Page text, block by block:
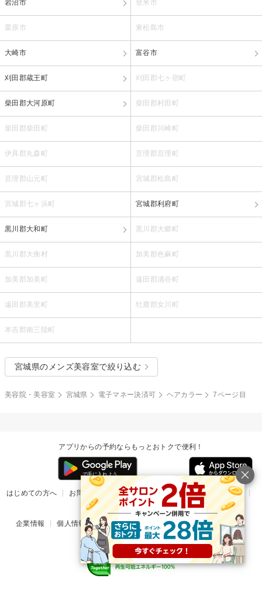
岩沼市 登米市
栗原市 東松島市
大崎市 富谷市
刈田郡蔵王町 刈田郡七ヶ宿町
柴田郡大河原町 柴田郡村田町
柴田郡柴田町 柴田郡川崎町
伊具郡丸森町 亘理郡亘理町
亘理郡山元町 宮城郡松島町
宮城郡七ヶ浜町 宮城郡利府町
黒川郡大和町 黒川郡大郷町
黒川郡大衡村 加美郡色麻町
加美郡加美町 遠田郡涌谷町
遠田郡美里町 牡鹿郡女川町
本吉郡南三陸町
宮城県のメンズ美容室で絞り込む
美容院・美容室 宮城県 電子マネー決済可 ヘアカラー 7ページ目
アプリからの予約ならもっとおトクで便利！
はじめての方へ お問い合わせ ヘルプ リリース情報
利用規約
掲載ご希望のサロン様
企業情報 個人情報保護方針 楽天のサービス一覧 アプリ一覧
© Rakuten Group, Inc.